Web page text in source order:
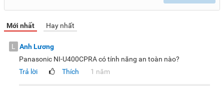
Mới nhất Hay nhất
L Anh Lương
Panasonic NI-U400CPRA có tính năng an toàn nào?
Trả lời
Thích 1 năm